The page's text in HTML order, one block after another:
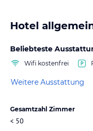
Hotel
Beliebteste
Wifi kostenfrei
Weitere Ausstattung
Gesamtzahl Zimmer
< 50